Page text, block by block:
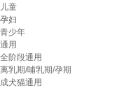
儿童
孕妇
青少年
通用
全阶段通用
离乳期/哺乳期/孕期
成犬猫通用